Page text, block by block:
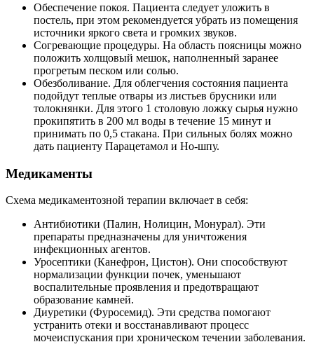
Обеспечение покоя. Пациента следует уложить в
постель, при этом рекомендуется убрать из помещения
источники яркого света и громких звуков.
Согревающие процедуры. На область поясницы можно
положить холщовый мешок, наполненный заранее
прогретым песком или солью.
Обезболивание. Для облегчения состояния пациента
подойдут теплые отвары из листьев брусники или
толокнянки. Для этого 1 столовую ложку сырья нужно
прокипятить в 200 мл воды в течение 15 минут и
принимать по 0,5 стакана. При сильных болях можно
дать пациенту Парацетамол и Но-шпу.
Медикаменты
Схема медикаментозной терапии включает в себя:
Антибиотики (Палин, Нолицин, Монурал). Эти
препараты предназначены для уничтожения
инфекционных агентов.
Уросептики (Канефрон, Цистон). Они способствуют
нормализации функции почек, уменьшают
воспалительные проявления и предотвращают
образование камней.
Диуретики (Фуросемид). Эти средства помогают
устранить отеки и восстанавливают процесс
мочеиспускания при хроническом течении заболевания.